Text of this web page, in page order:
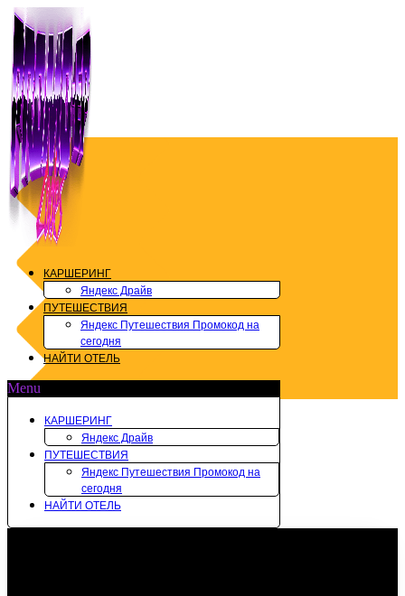
Перейти
содержимому
КАРШЕРИНГ
Яндекс Драйв
ПУТЕШЕСТВИЯ
Яндекс Путешествия Промокод на
сегодня
НАЙТИ ОТЕЛЬ
Menu
КАРШЕРИНГ
Яндекс Драйв
ПУТЕШЕСТВИЯ
Яндекс Путешествия Промокод на
сегодня
НАЙТИ ОТЕЛЬ